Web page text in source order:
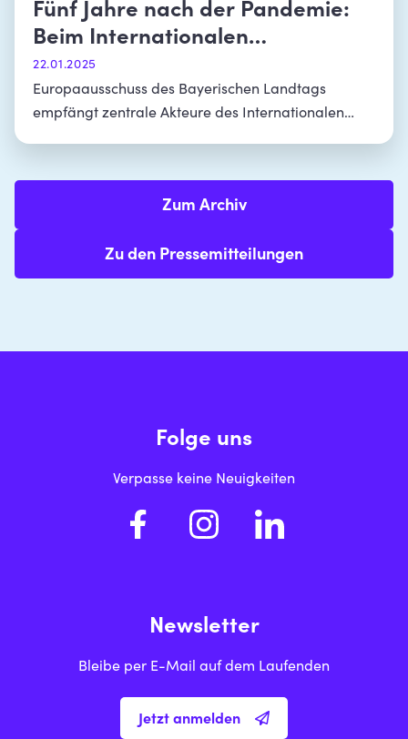
Fünf Jahre nach der Pandemie:
Beim Internationalen
Jugendaustausch nimmt Bayern
bundesweit eine Vorreiterrolle
ein
22.01.2025
Europaausschuss des Bayerischen Landtags
empfängt zentrale Akteure des Internationalen
Zum Archiv
Zu den Pressemitteilungen
Folge uns
Verpasse keine Neuigkeiten
Newsletter
Bleibe per E-Mail auf dem Laufenden
Jetzt anmelden